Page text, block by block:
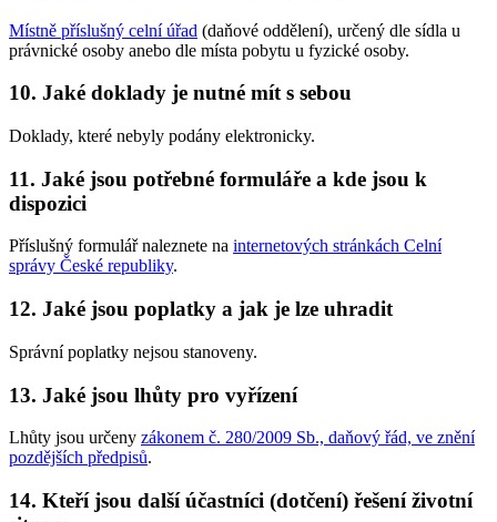
Místně příslušný celní úřad (daňové oddělení), určený dle sídla u
právnické osoby anebo dle místa pobytu u fyzické osoby.
10. Jaké doklady je nutné mít s sebou
Doklady, které nebyly podány elektronicky.
11. Jaké jsou potřebné formuláře a kde jsou k
dispozici
Příslušný formulář naleznete na internetových stránkách Celní
správy České republiky.
12. Jaké jsou poplatky a jak je lze uhradit
Správní poplatky nejsou stanoveny.
13. Jaké jsou lhůty pro vyřízení
Lhůty jsou určeny zákonem č. 280/2009 Sb., daňový řád, ve znění
pozdějších předpisů.
14. Kteří jsou další účastníci (dotčení) řešení životní